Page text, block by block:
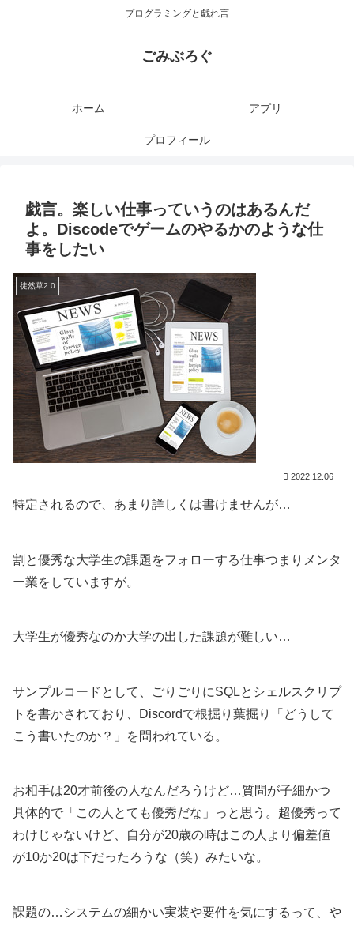
プログラミングと戯れ言
ごみぶろぐ
ホーム アプリ
プロフィール
戯言。楽しい仕事っていうのはあるんだ
よ。Discodeでゲームのやるかのような仕
事をしたい
徒然草2.0
2022.12.06
特定されるので、あまり詳しくは書けませんが…
割と優秀な大学生の課題をフォローする仕事つまりメンタ
ー業をしていますが。
大学生が優秀なのか大学の出した課題が難しい…
サンプルコードとして、ごりごりにSQLとシェルスクリプ
トを書かされており、Discordで根掘り葉掘り「どうして
こう書いたのか？」を問われている。
お相手は20才前後の人なんだろうけど…質問が子細かつ
具体的で「この人とても優秀だな」っと思う。超優秀って
わけじゃないけど、自分が20歳の時はこの人より偏差値
が10か20は下だったろうな（笑）みたいな。
課題の…システムの細かい実装や要件を気にするって、や